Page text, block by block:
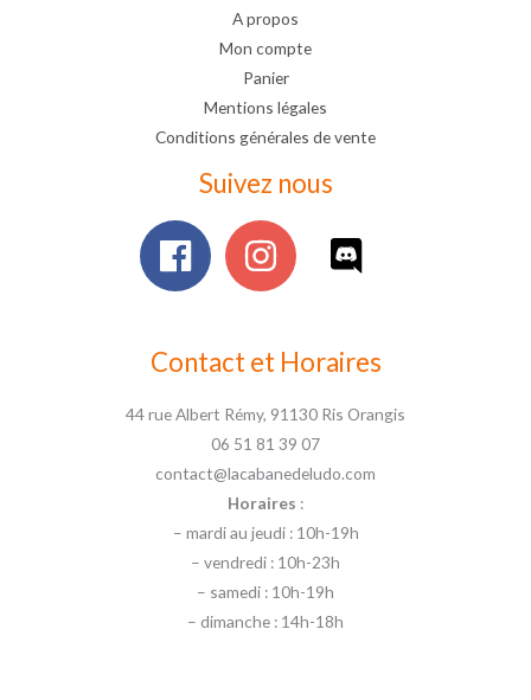
A propos
Mon compte
Panier
Mentions légales
Conditions générales de vente
Suivez nous
Contact et Horaires
44 rue Albert Rémy, 91130 Ris Orangis
06 51 81 39 07
contact@lacabanedeludo.com
Horaires :
– mardi au jeudi : 10h-19h
– vendredi : 10h-23h
– samedi : 10h-19h
– dimanche : 14h-18h